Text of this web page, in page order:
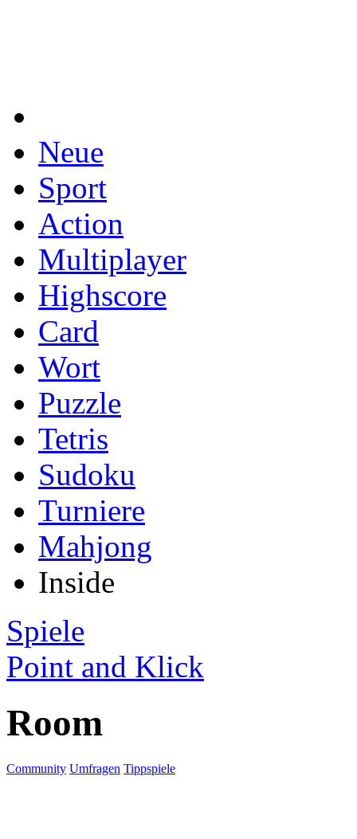
Neue
Sport
Action
Multiplayer
Highscore
Card
Wort
Puzzle
Tetris
Sudoku
Turniere
Mahjong
Inside
Spiele
Point and Klick
Room
Community Umfragen Tippspiele